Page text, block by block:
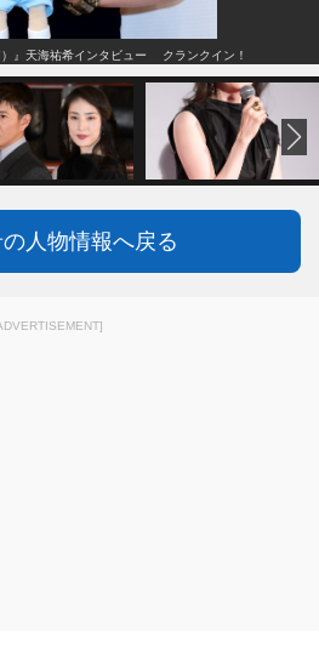
）』天海祐希インタビュー クランクイン！
人物情報へ戻る